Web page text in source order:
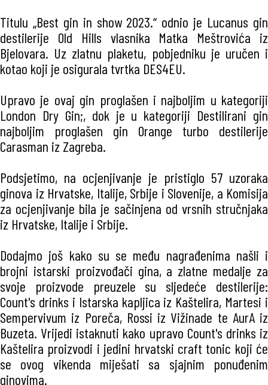
Titulu „Best gin in show 2023.“ odnio je Lucanus gin
destilerije Old Hills vlasnika Matka Meštrovića iz
Bjelovara. Uz zlatnu plaketu, pobjedniku je uručen i
kotao koji je osigurala tvrtka DES4EU.
Upravo je ovaj gin proglašen i najboljim u kategoriji
London Dry Gin;, dok je u kategoriji Destilirani gin
najboljim proglašen gin Orange turbo destilerije
Carasman iz Zagreba.
Podsjetimo, na ocjenjivanje je pristiglo 57 uzoraka
ginova iz Hrvatske, Italije, Srbije i Slovenije, a Komisija
za ocjenjivanje bila je sačinjena od vrsnih stručnjaka
iz Hrvatske, Italije i Srbije.
Dodajmo još kako su se među nagrađenima našli i
brojni istarski proizvođači gina, a zlatne medalje za
svoje proizvode preuzele su sljedeće destilerije:
Count's drinks i Istarska kapljica iz Kaštelira, Martesi i
Sempervivum iz Poreča, Rossi iz Vižinade te AurA iz
Buzeta. Vrijedi istaknuti kako upravo Count's drinks iz
Kaštelira proizvodi i jedini hrvatski craft tonic koji će
se ovog vikenda miješati sa sjajnim ponuđenim
ginovima.